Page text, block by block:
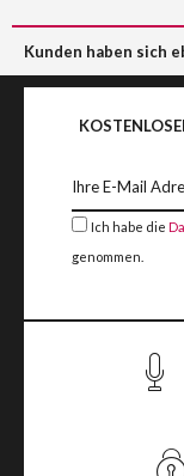
Kunden haben sich
Ich habe die
genommen.